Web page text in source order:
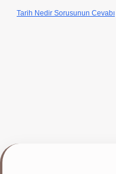
Tarih Nedir Sorusunun Cevabı